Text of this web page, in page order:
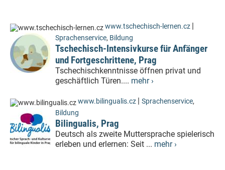
www.tschechisch-lernen.cz |
Sprachenservice, Bildung
Tschechisch-Intensivkurse für Anfänger
und Fortgeschrittene, Prag
Tschechischkenntnisse öffnen privat und
geschäftlich Türen.... mehr ›
www.bilingualis.cz | Sprachenservice,
Bildung
Bilingualis, Prag
Deutsch als zweite Muttersprache spielerisch
erleben und erlernen: Seit ... mehr ›